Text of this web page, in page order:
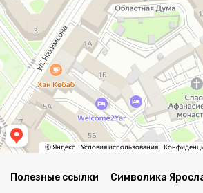
Полезные ссылки Символика